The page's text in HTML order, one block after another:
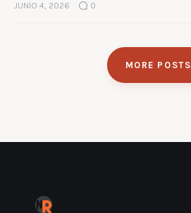
JUNIO 4, 2026 0
MORE POSTS